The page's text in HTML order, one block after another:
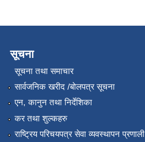
सूचना
सूचना तथा समाचार
सार्वजनिक खरीद /बोलपत्र सूचना
एन, कानुन तथा निर्देशिका
कर तथा शुल्कहरु
राष्ट्रिय परिचयपत्र सेवा व्यवस्थापन प्रणाली